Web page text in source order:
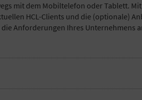
mit dem Mobiltelefon oder Tablett. Mit
HCL-Clients und die (optionale)
Anforderungen Ihres Unternehmens